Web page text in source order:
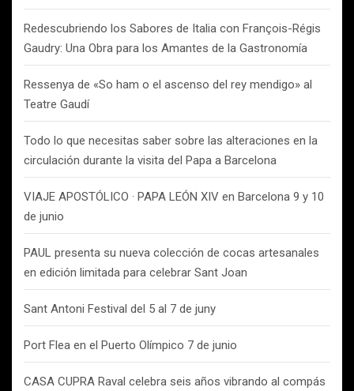
Redescubriendo los Sabores de Italia con François-Régis
Gaudry: Una Obra para los Amantes de la Gastronomía
Ressenya de «So ham o el ascenso del rey mendigo» al
Teatre Gaudí
Todo lo que necesitas saber sobre las alteraciones en la
circulación durante la visita del Papa a Barcelona
VIAJE APOSTÓLICO · PAPA LEÓN XIV en Barcelona 9 y 10
de junio
PAUL presenta su nueva colección de cocas artesanales
en edición limitada para celebrar Sant Joan
Sant Antoni Festival del 5 al 7 de juny
Port Flea en el Puerto Olímpico 7 de junio
CASA CUPRA Raval celebra seis años vibrando al compás